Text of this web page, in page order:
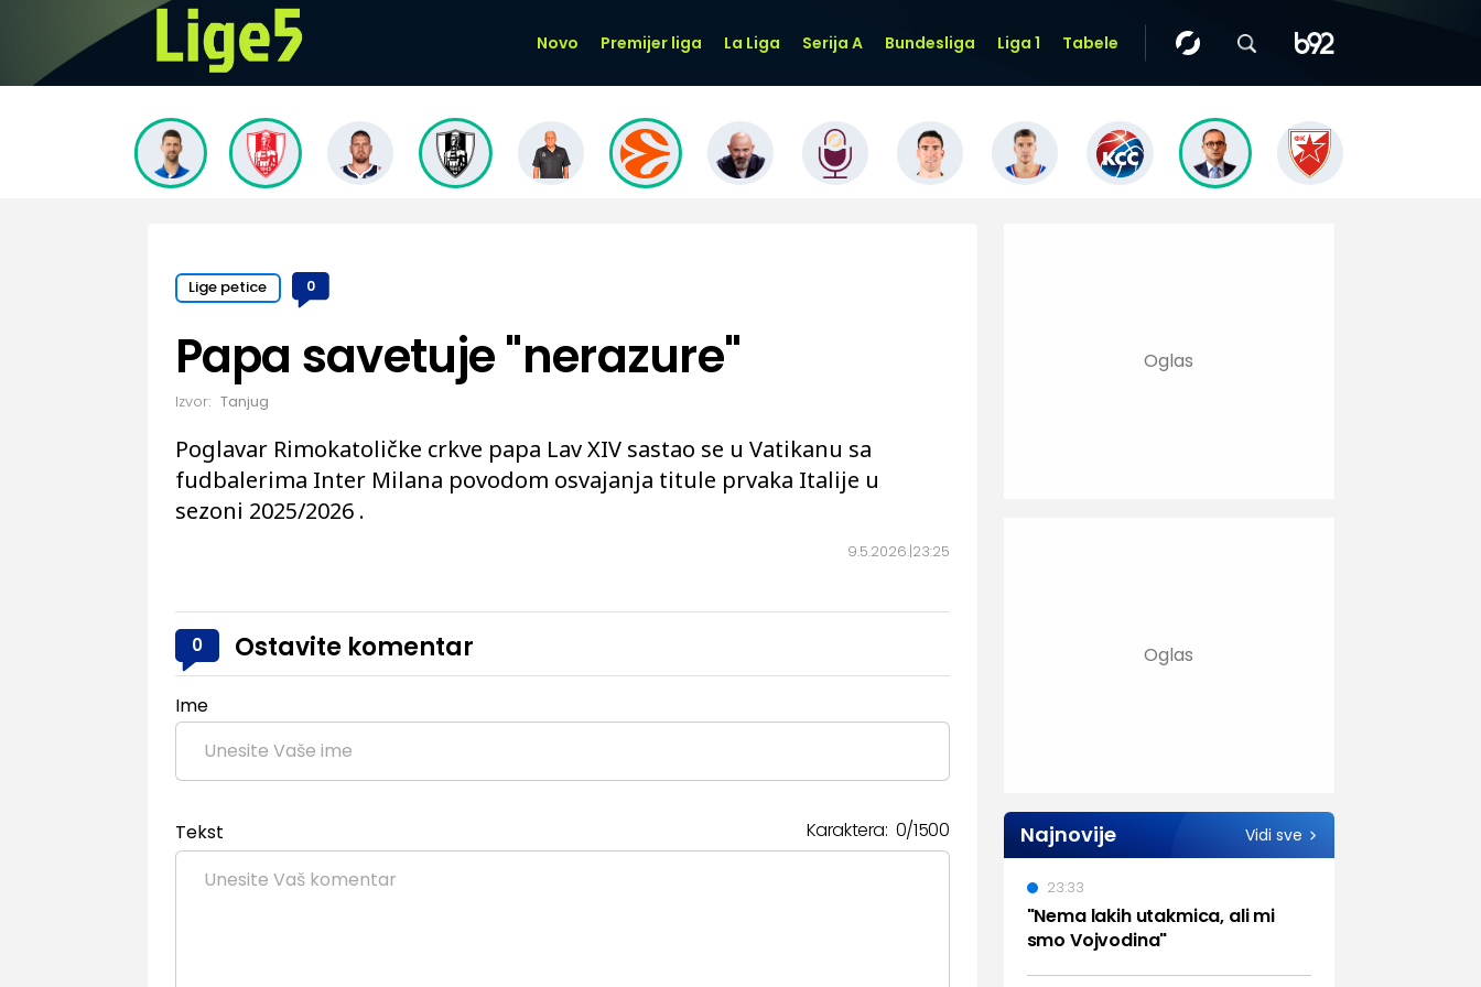
Novo Premijer liga La Liga Serija A Bundesliga Liga 1 Tabele
Lige petice 0
9.5.2026. 23:25
Papa savetuje "nerazure"
Poglavar Rimokatoličke crkve papa Lav XIV sastao se u Vatikanu sa
fudbalerima Inter Milana povodom osvajanja titule prvaka Italije u
sezoni 2025/2026 .
Izvor: Tanjug
0 Ostavite komentar
Ime
Tekst Karaktera: 0/1500 Najnovije Vidi sve
"Nema lakih utakmica, ali mi
smo Vojvodina"
23:33